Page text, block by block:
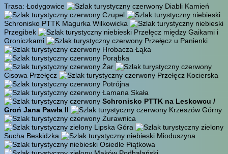
Trasa: Łodygowice
Diabli Kamień
Czupel
Schronisko PTTK Magurka Wilkowicka
Przegibek
Przełęcz między Gaikami i
Groniczkami
Przełęcz u Panienki
Hrobacza Łąka
Porąbka
Żar
Cisowa Przełęcz
Przełęcz Kocierska
Potrójna
Łamana Skała
Schronisko PTTK na Leskowcu /
Groń Jana Pawła II
Krzeszów Górny
Żurawnica
Lipska Góra
Sucha Beskidzka
Mioduszyna
Osiedle Piątkowa